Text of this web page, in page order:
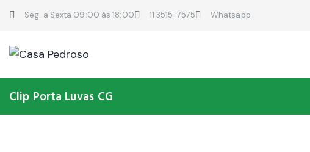
Seg. a Sexta 09:00 às 18:00 11 3515-7575 Whatsapp
Clip Porta Luvas CG